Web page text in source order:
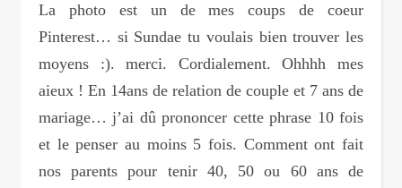
La photo est un de mes coups de coeur
Pinterest… si Sundae tu voulais bien trouver les
moyens :). merci. Cordialement. Ohhhh mes
aieux ! En 14ans de relation de couple et 7 ans de
mariage… j’ai dû prononcer cette phrase 10 fois
et le penser au moins 5 fois. Comment ont fait
nos parents pour tenir 40, 50 ou 60 ans de